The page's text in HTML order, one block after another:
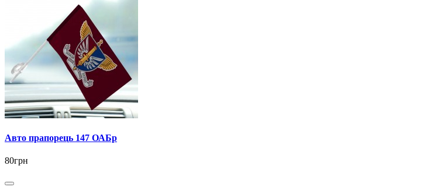
Авто прапорець 147 ОАБр
80грн